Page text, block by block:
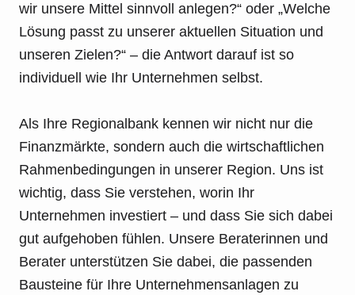
wir unsere Mittel sinnvoll anlegen?“ oder „Welche
Lösung passt zu unserer aktuellen Situation und
unseren Zielen?“ – die Antwort darauf ist so
individuell wie Ihr Unternehmen selbst.
Als Ihre Regionalbank kennen wir nicht nur die
Finanzmärkte, sondern auch die wirtschaftlichen
Rahmenbedingungen in unserer Region. Uns ist
wichtig, dass Sie verstehen, worin Ihr
Unternehmen investiert – und dass Sie sich dabei
gut aufgehoben fühlen. Unsere Beraterinnen und
Berater unterstützen Sie dabei, die passenden
Bausteine für Ihre Unternehmensanlagen zu